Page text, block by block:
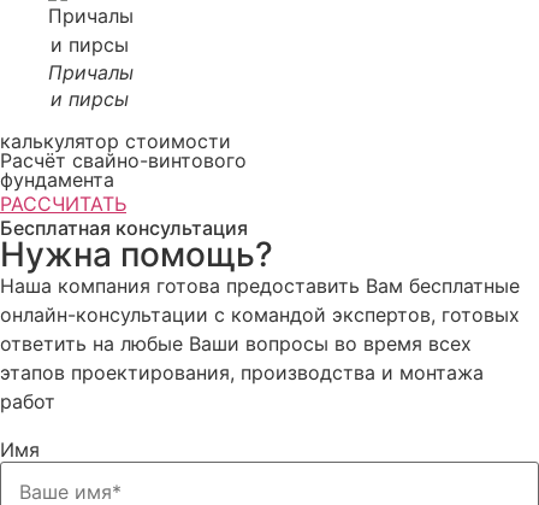
Причалы
и пирсы
калькулятор стоимости
Расчёт свайно-винтового
фундамента
РАССЧИТАТЬ
Бесплатная консультация
Нужна помощь?
Наша компания готова предоставить Вам бесплатные
онлайн-консультации с командой экспертов, готовых
ответить на любые Ваши вопросы во время всех
этапов проектирования, производства и монтажа
работ
Имя